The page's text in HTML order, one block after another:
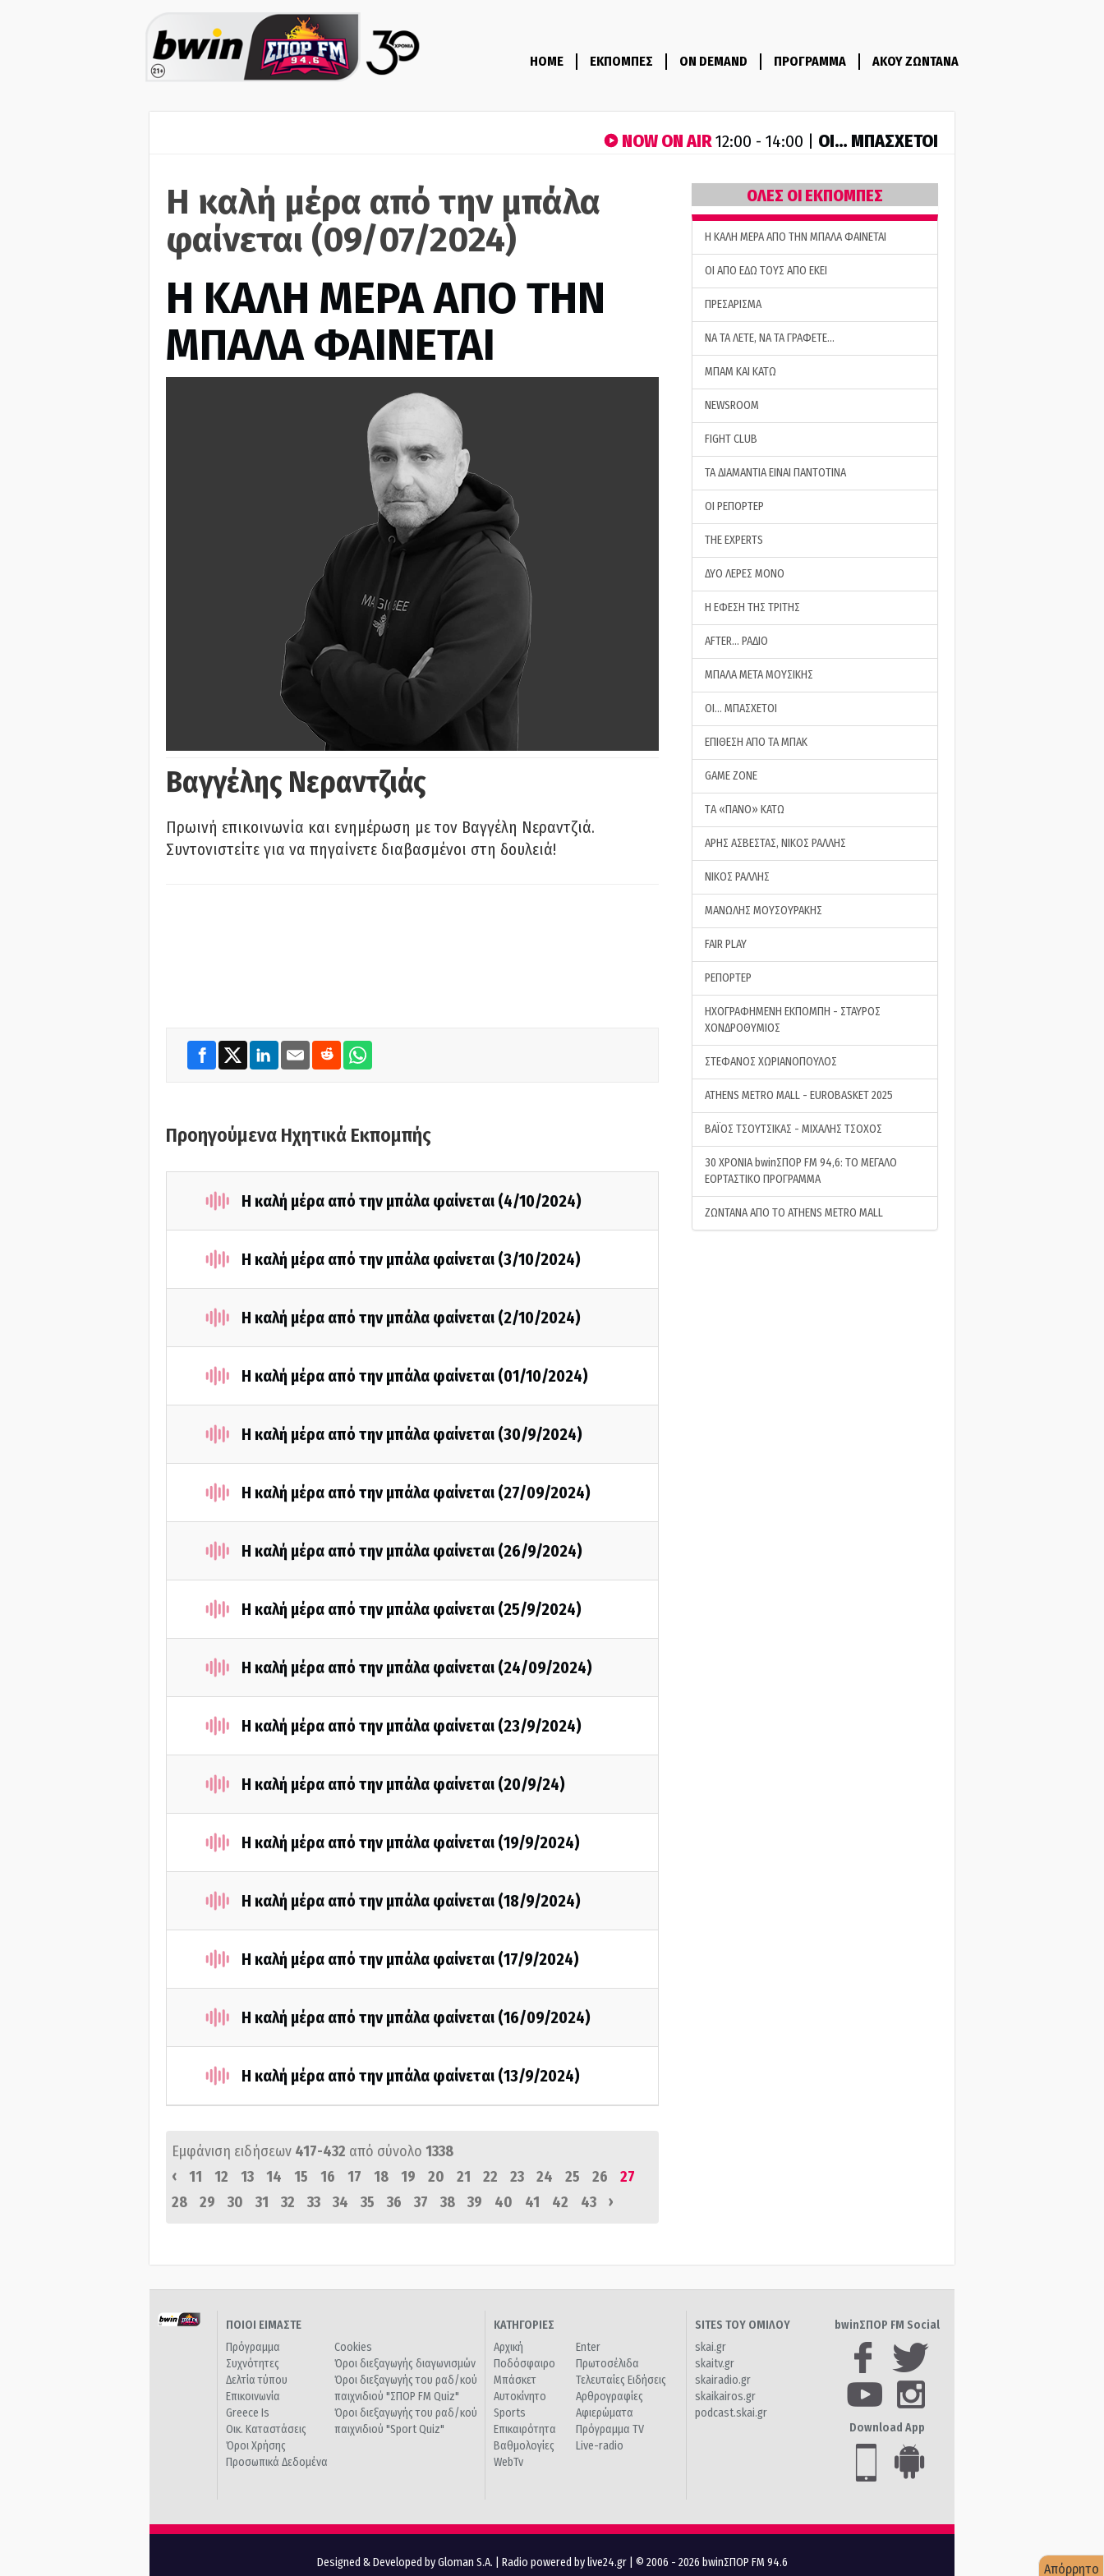
HOME ΕΚΠΟΜΠΕΣ ON DEMAND ΠΡΟΓΡΑΜΜΑ ΑΚΟΥ ΖΩΝΤΑΝΑ
NOW ON AIR12:00 - 14:00 | ΟΙ… ΜΠΑΣΧΕΤΟΙ
Η καλή μέρα από την μπάλα
φαίνεται (09/07/2024)
H ΚΑΛΗ ΜΕΡΑ ΑΠΟ ΤΗΝ
ΜΠΑΛΑ ΦΑΙΝΕΤΑΙ
Βαγγέλης Νεραντζιάς
Πρωινή επικοινωνία και ενημέρωση με τον Βαγγέλη Νεραντζιά.
Συντονιστείτε για να πηγαίνετε διαβασμένοι στη δουλειά!
Προηγούμενα Ηχητικά Εκπομπής
Η καλή μέρα από την μπάλα φαίνεται (4/10/2024)
Η καλή μέρα από την μπάλα φαίνεται (3/10/2024)
Η καλή μέρα από την μπάλα φαίνεται (2/10/2024)
Η καλή μέρα από την μπάλα φαίνεται (01/10/2024)
Η καλή μέρα από την μπάλα φαίνεται (30/9/2024)
Η καλή μέρα από την μπάλα φαίνεται (27/09/2024)
Η καλή μέρα από την μπάλα φαίνεται (26/9/2024)
Η καλή μέρα από την μπάλα φαίνεται (25/9/2024)
Η καλή μέρα από την μπάλα φαίνεται (24/09/2024)
Η καλή μέρα από την μπάλα φαίνεται (23/9/2024)
Η καλή μέρα από την μπάλα φαίνεται (20/9/24)
Η καλή μέρα από την μπάλα φαίνεται (19/9/2024)
Η καλή μέρα από την μπάλα φαίνεται (18/9/2024)
Η καλή μέρα από την μπάλα φαίνεται (17/9/2024)
Η καλή μέρα από την μπάλα φαίνεται (16/09/2024)
Η καλή μέρα από την μπάλα φαίνεται (13/9/2024)
Εμφάνιση ειδήσεων 417-432 από σύνολο 1338
‹
11 12 13 14 15 16 17 18 19 20 21 22 23 24 25 26
27
28
29 30 31 32 33 34 35 36 37 38 39 40 41 42 43 ›
ΟΛΕΣ ΟΙ ΕΚΠΟΜΠΕΣ
H ΚΑΛΗ ΜΕΡΑ ΑΠΟ ΤΗΝ ΜΠΑΛΑ ΦΑΙΝΕΤΑΙ
ΟΙ ΑΠΟ ΕΔΩ ΤΟΥΣ ΑΠΟ ΕΚΕΙ
ΠΡΕΣΑΡΙΣΜΑ
ΝΑ ΤΑ ΛΕΤΕ, ΝΑ ΤΑ ΓΡΑΦΕΤΕ…
ΜΠΑΜ ΚΑΙ ΚΑΤΩ
NEWSROOM
FIGHT CLUB
ΤΑ ΔΙΑΜΑΝΤΙΑ ΕΙΝΑΙ ΠΑΝΤΟΤΙΝΑ
ΟΙ ΡΕΠΟΡΤΕΡ
THE EXPERTS
ΔΥΟ ΛΕΡΕΣ ΜΟΝΟ
Η ΕΦΕΣΗ ΤΗΣ ΤΡΙΤΗΣ
AFTER… ΡΑΔΙΟ
ΜΠΑΛΑ ΜΕΤΑ ΜΟΥΣΙΚΗΣ
ΟΙ… ΜΠΑΣΧΕΤΟΙ
ΕΠΙΘΕΣΗ ΑΠΟ ΤΑ ΜΠΑΚ
GAME ZONE
ΤA «ΠΑΝΟ» ΚΑΤΩ
ΑΡΗΣ ΑΣΒΕΣΤΑΣ, ΝΙΚΟΣ ΡΑΛΛΗΣ
ΝΙΚΟΣ ΡΑΛΛΗΣ
ΜΑΝΩΛΗΣ ΜΟΥΣΟΥΡΑΚΗΣ
FAIR PLAY
ΡΕΠΟΡΤΕΡ
ΗΧΟΓΡΑΦΗΜΕΝΗ ΕΚΠΟΜΠΗ - ΣΤΑΥΡΟΣ
ΧΟΝΔΡΟΘΥΜΙΟΣ
ΣΤΕΦΑΝΟΣ ΧΩΡΙΑΝΟΠΟΥΛΟΣ
ATHENS METRO MALL - EUROBASKET 2025
ΒΑΪΟΣ ΤΣΟΥΤΣΙΚΑΣ - ΜΙΧΑΛΗΣ ΤΣΟΧΟΣ
30 ΧΡΟΝΙΑ bwinΣΠΟΡ FM 94,6: ΤΟ ΜΕΓΑΛΟ
ΕΟΡΤΑΣΤΙΚΟ ΠΡΟΓΡΑΜΜΑ
ΖΩΝΤΑΝΑ ΑΠΟ ΤΟ ATHENS METRO MALL
ΠΟΙΟΙ ΕΙΜΑΣΤΕ
Πρόγραμμα
Συχνότητες
Δελτία τύπου
Επικοινωνία
Greece Is
Οικ. Καταστάσεις
Όροι Χρήσης
Προσωπικά Δεδομένα
Cookies
Όροι διεξαγωγής διαγωνισμών
Όροι διεξαγωγής του ραδ/κού
παιχνιδιού "ΣΠΟΡ FM Quiz"
Όροι διεξαγωγής του ραδ/κού
παιχνιδιού "Sport Quiz"
ΚΑΤΗΓΟΡΙΕΣ
Αρχική
Ποδόσφαιρο
Μπάσκετ
Αυτοκίνητο
Sports
Επικαιρότητα
Βαθμολογίες
WebTv
Enter
Πρωτοσέλιδα
Τελευταίες Ειδήσεις
Αρθρογραφίες
Αφιερώματα
Πρόγραμμα TV
Live-radio
SITES ΤΟΥ ΟΜΙΛΟΥ
skai.gr
skaitv.gr
skairadio.gr
skaikairos.gr
podcast.skai.gr
bwinΣΠΟΡ FM Social
Download App
Designed & Developed by Gloman S.A. Radio powered by live24.gr | © 2006 - 2026 bwinΣΠΟΡ FM 94.6 Απόρρητο